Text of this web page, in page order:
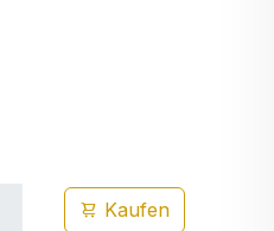
Kaufen